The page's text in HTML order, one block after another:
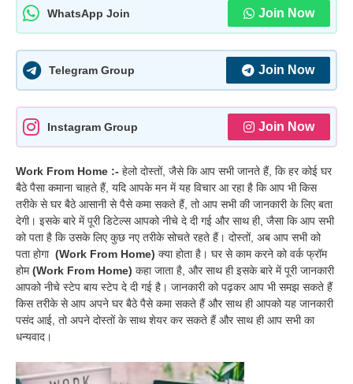
WhatsApp Join Join Now
Telegram Group Join Now
Instagram Group Join Now
Work From Home :- हेलो दोस्तों, जैसे कि आप सभी जानते हैं, कि हर कोई घर
बैठे पैसा कमाना चाहते हैं, यदि आपके मन में यह विचार आ रहा है कि आप भी किस
तरीके से घर बैठे आसानी से पैसे कमा सकते हैं, तो आप सभी की जानकारी के लिए बता
देगी। इसके बारे में पूरी डिटेल्स आपको नीचे दे दी गई और साथ ही, जैसा कि आप सभी
को पता है कि उसके लिए कुछ नए तरीके सोचते रहते हैं। दोस्तों, अब आप सभी को
पता होगा (Work From Home) क्या होता है। घर से काम करने को वर्क फ्रॉम
होम(Work From Home) कहा जाता है, और साथ ही इसके बारे में पूरी जानकारी
आपको नीचे स्टेप बाय स्टेप दे दी गई है। जानकारी को पढ़कर आप भी समझ सकते हैं
किस तरीके से आप अपने घर बैठे पैसे कमा सकते हैं और साथ ही आपको यह जानकारी
पसंद आई, तो अपने दोस्तों के साथ शेयर कर सकते हैं और साथ ही आप सभी का
धन्यवाद।